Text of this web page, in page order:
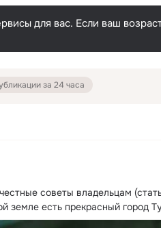
для вас. Если ваш
за 24 часа
советы владельцам
земле есть прекрасный город